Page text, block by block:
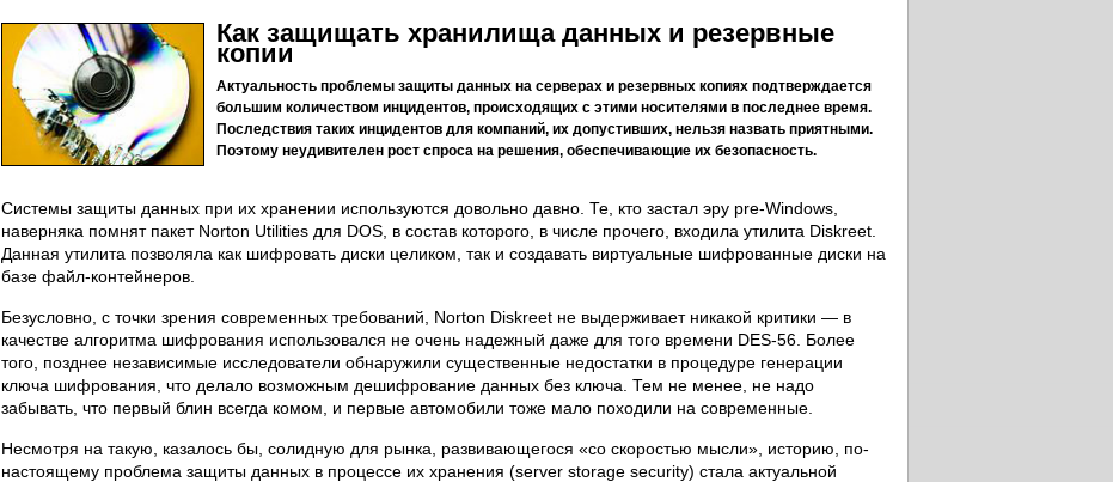
Как защищать хранилища данных и резервные
копии
Актуальность проблемы защиты данных на серверах и резервных копиях подтверждается
большим количеством инцидентов, происходящих с этими носителями в последнее время.
Последствия таких инцидентов для компаний, их допустивших, нельзя назвать приятными.
Поэтому неудивителен рост спроса на решения, обеспечивающие их безопасность.
Системы защиты данных при их хранении используются довольно давно. Те, кто застал эру pre-Windows,
наверняка помнят пакет Norton Utilities для DOS, в состав которого, в числе прочего, входила утилита Diskreet.
Данная утилита позволяла как шифровать диски целиком, так и создавать виртуальные шифрованные диски на
базе файл-контейнеров.
Безусловно, с точки зрения современных требований, Norton Diskreet не выдерживает никакой критики — в
качестве алгоритма шифрования использовался не очень надежный даже для того времени DES-56. Более
того, позднее независимые исследователи обнаружили существенные недостатки в процедуре генерации
ключа шифрования, что делало возможным дешифрование данных без ключа. Тем не менее, не надо
забывать, что первый блин всегда комом, и первые автомобили тоже мало походили на современные.
Несмотря на такую, казалось бы, солидную для рынка, развивающегося «со скоростью мысли», историю, по-
настоящему проблема защиты данных в процессе их хранения (server storage security) стала актуальной